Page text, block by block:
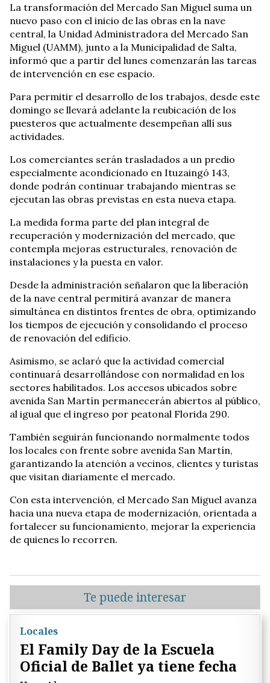
La transformación del Mercado San Miguel suma un
nuevo paso con el inicio de las obras en la nave
central, la Unidad Administradora del Mercado San
Miguel (UAMM), junto a la Municipalidad de Salta,
informó que a partir del lunes comenzarán las tareas
de intervención en ese espacio.
Para permitir el desarrollo de los trabajos, desde este
domingo se llevará adelante la reubicación de los
puesteros que actualmente desempeñan allí sus
actividades.
Los comerciantes serán trasladados a un predio
especialmente acondicionado en Ituzaingó 143,
donde podrán continuar trabajando mientras se
ejecutan las obras previstas en esta nueva etapa.
La medida forma parte del plan integral de
recuperación y modernización del mercado, que
contempla mejoras estructurales, renovación de
instalaciones y la puesta en valor.
Desde la administración señalaron que la liberación
de la nave central permitirá avanzar de manera
simultánea en distintos frentes de obra, optimizando
los tiempos de ejecución y consolidando el proceso
de renovación del edificio.
Asimismo, se aclaró que la actividad comercial
continuará desarrollándose con normalidad en los
sectores habilitados. Los accesos ubicados sobre
avenida San Martín permanecerán abiertos al público,
al igual que el ingreso por peatonal Florida 290.
También seguirán funcionando normalmente todos
los locales con frente sobre avenida San Martín,
garantizando la atención a vecinos, clientes y turistas
que visitan diariamente el mercado.
Con esta intervención, el Mercado San Miguel avanza
hacia una nueva etapa de modernización, orientada a
fortalecer su funcionamiento, mejorar la experiencia
de quienes lo recorren.
Te puede interesar
El Family Day de la Escuela
Oficial de Ballet ya tiene fecha
Locales